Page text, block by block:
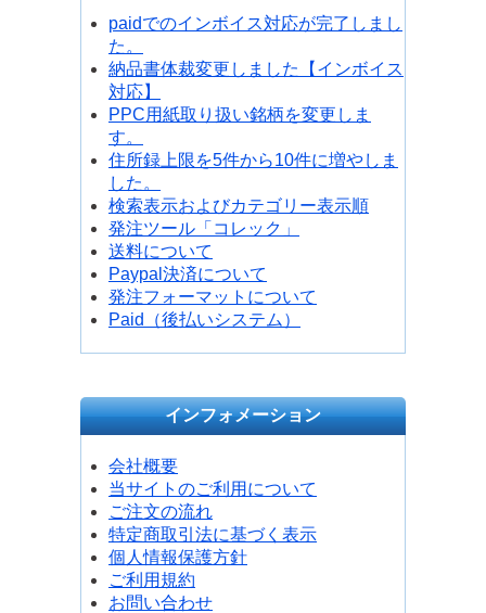
paidでのインボイス対応が完了しまし
た。
納品書体裁変更しました【インボイス
対応】
PPC用紙取り扱い銘柄を変更しま
す。
住所録上限を5件から10件に増やしま
した。
検索表示およびカテゴリー表示順
発注ツール「コレック」
送料について
Paypal決済について
発注フォーマットについて
Paid（後払いシステム）
インフォメーション
会社概要
当サイトのご利用について
ご注文の流れ
特定商取引法に基づく表示
個人情報保護方針
ご利用規約
お問い合わせ